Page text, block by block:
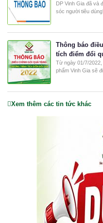
DP Vinh Gia đã và
sóc người tiêu
Thông báo
tích điểm đổi
Từ ngày 01/7/
phẩm Vinh Gia sẽ
Xem thêm các tin tức khác